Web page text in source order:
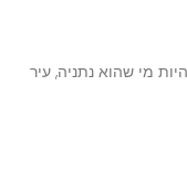
מי שהוא נתניה, עיר